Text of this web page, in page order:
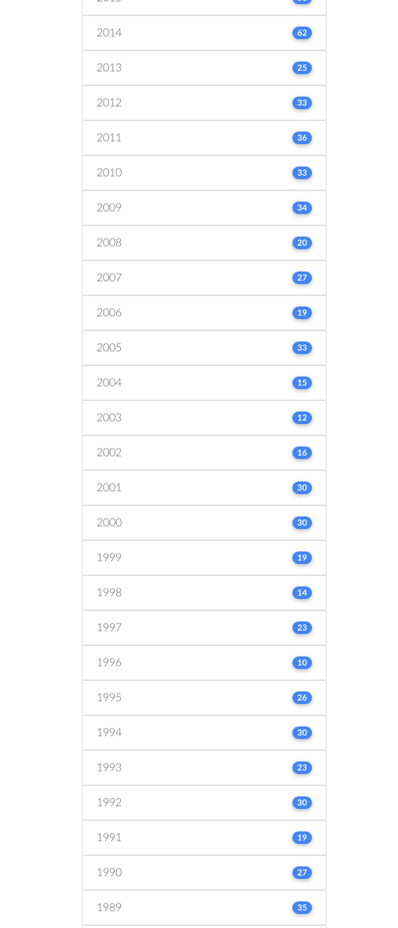
2014 62
2013 25
2012 33
2011 36
2010 33
2009 34
2008 20
2007 27
2006 19
2005 33
2004 15
2003 12
2002 16
2001 30
2000 30
1999 19
1998 14
1997 23
1996 10
1995 26
1994 30
1993 23
1992 30
1991 19
1990 27
1989 35